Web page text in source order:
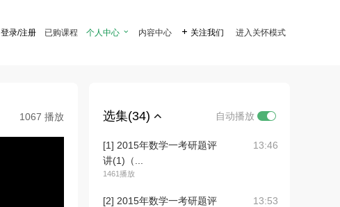
登录/注册 已购课程 个人中心  内容中心  关注我们 进入关怀模式
1067 播放 选集(34) 自动播放
[1] 2015年数学一考研题评
讲(1)（...
1461播放
13:46
[2] 2015年数学一考研题评
13:53